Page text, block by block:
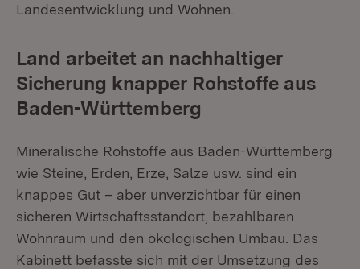
Landesentwicklung und Wohnen.
Land arbeitet an nachhaltiger
Sicherung knapper Rohstoffe aus
Baden-Württemberg
Mineralische Rohstoffe aus Baden-Württemberg
wie Steine, Erden, Erze, Salze usw. sind ein
knappes Gut – aber unverzichtbar für einen
sicheren Wirtschaftsstandort, bezahlbaren
Wohnraum und den ökologischen Umbau. Das
Kabinett befasste sich mit der Umsetzung des